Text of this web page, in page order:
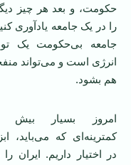
حکومت، و بعد هر چیز
را در یک جامعه یادآوری
جامعه بی‌حکومت یک
انرژی است و می‌تواند
هم بشود.
امروز بسیار بیش
کمترینه‌ای که می‌باید،
در اختیار داریم. ایران را